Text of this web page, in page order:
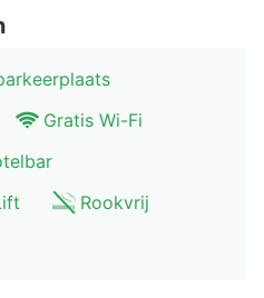
Gratis Wi-Fi
Rookvrij